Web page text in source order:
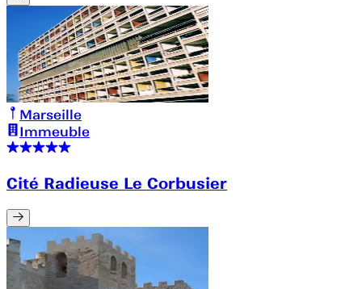
Marseille
Immeuble
Cité Radieuse Le Corbusier